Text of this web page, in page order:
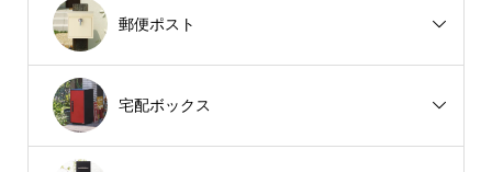
郵便ポスト
宅配ボックス